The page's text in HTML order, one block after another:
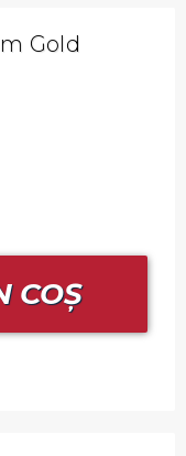
Gold
COȘ